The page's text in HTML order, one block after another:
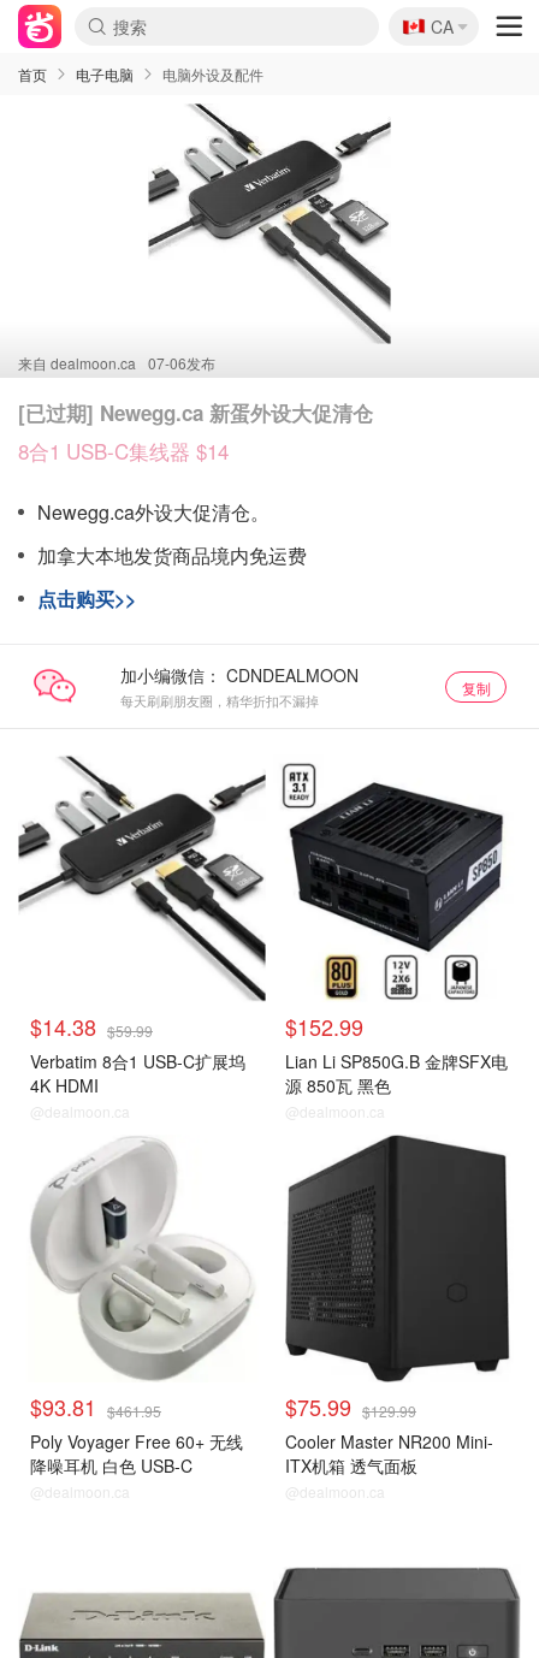
🇨🇦
CA
首页 电子电脑 电脑外设及配件
来自 dealmoon.ca 07-06发布
[已过期] Newegg.ca 新蛋外设大促清仓
8合1 USB-C集线器 $14
Newegg.ca外设大促清仓。
加拿大本地发货商品境内免运费
点击购买>>
加小编微信：
每天刷刷朋友圈，精华折扣不漏掉
复制
$14.38 $59.99
Verbatim 8合1 USB-C扩展坞
4K HDMI
@dealmoon.ca
$152.99
Lian Li SP850G.B 金牌SFX电
源 850瓦 黑色
@dealmoon.ca
$93.81 $461.95
Poly Voyager Free 60+ 无线
降噪耳机 白色 USB-C
@dealmoon.ca
$75.99 $129.99
Cooler Master NR200 Mini-
ITX机箱 透气面板
@dealmoon.ca